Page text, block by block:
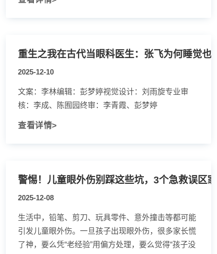
重生之我在古代当眼科医生：张飞为何睡觉也
2025-12-10
文案：李林编辑：彭梦婷视觉设计：刘雨旋专业审
核：李成、陈囿园终审：李青霞、彭梦婷
查看详情>
警惕！儿童眼外伤别踩这些坑，3个急救误区
2025-12-08
生活中，铅笔、剪刀、玩具零件、意外撞击等都可能
引发儿童眼外伤。一旦孩子出现眼外伤，很多家长慌
了神，要么凭“老经验”用偏方处理，要么觉得“孩子没